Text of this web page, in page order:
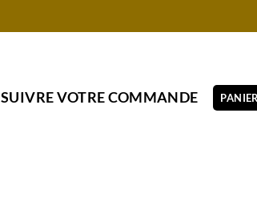
SUIVRE VOTRE COMMANDE